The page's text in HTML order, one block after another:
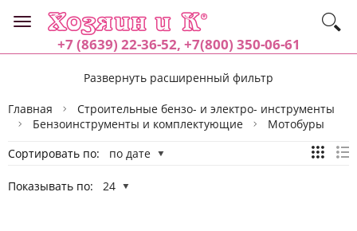
+7 (8639) 22-36-52, +7(800) 350-06-61
Развернуть расширенный фильтр
Главная
Строительные бензо- и электро- инструменты
Бензоинструменты и комплектующие
Мотобуры
Сортировать по: по дате
Показывать по: 24